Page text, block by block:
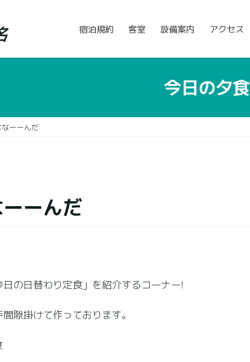
宿泊規約 客室 設備案内 アクセス
今日の夕食
ーーんだ
ーんだ
の日替わり定食」を紹介するコーナー!
隙掛けて作っております。